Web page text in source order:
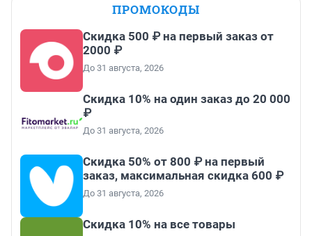
ПРОМОКОДЫ
Скидка 500 ₽ на первый заказ от
2000 ₽
До 31 августа, 2026
Скидка 10% на один заказ до 20 000
₽
До 31 августа, 2026
Скидка 50% от 800 ₽ на первый
заказ, максимальная скидка 600 ₽
До 31 августа, 2026
Скидка 10% на все товары